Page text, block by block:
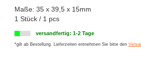
Maße: 35 x 39,5 x 15mm
1 Stück / 1 pcs
versandfertig: 1-2 Tage
*gilt ab Bestellung. Lieferzeiten entnehmen Sie bitte den